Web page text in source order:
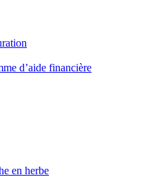
d’aide financière
en herbe